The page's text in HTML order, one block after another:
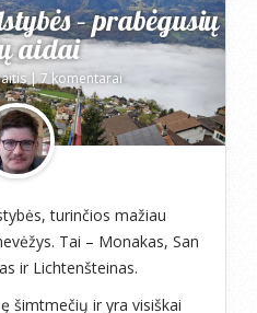
– prabėgusių
aidai
|7 komentarai
turinčios mažiau
Tai – Monakas, San
ir Lichtenšteinas.
šimtmečių ir yra visiškai